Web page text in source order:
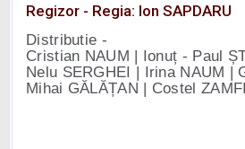
Regizor - Regia: Ion SAPDARU
Distributie -
Cristian NAUM | Ionuț - Paul
Nelu SERGHEI | Irina NAUM |
Mihai GĂLĂȚAN | Costel